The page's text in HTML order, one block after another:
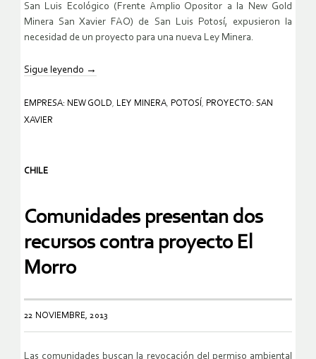
San Luis Ecológico (Frente Amplio Opositor a la New Gold
Minera San Xavier FAO) de San Luis Potosí, expusieron la
necesidad de un proyecto para una nueva Ley Minera.
Sigue leyendo →
EMPRESA: NEW GOLD, LEY MINERA, POTOSÍ , PROYECTO: SAN
XAVIER
CHILE
Comunidades presentan dos
recursos contra proyecto El
Morro
22 NOVIEMBRE, 2013
Las comunidades buscan la revocación del permiso ambiental